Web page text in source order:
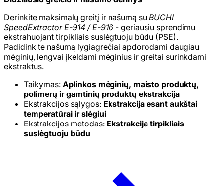
Derinkite maksimalų greitį ir našumą su BUCHI
SpeedExtractor E-914 / E-916 - geriausiu sprendimu
ekstrahuojant tirpikliais suslėgtuoju būdu (PSE).
Padidinkite našumą lygiagrečiai apdorodami daugiau
mėginių, lengvai įkeldami mėginius ir greitai surinkdami
ekstraktus.
Taikymas: Aplinkos mėginių, maisto produktų,
polimerų ir gamtinių produktų ekstrakcija
Ekstrakcijos sąlygos: Ekstrakcija esant aukštai
temperatūrai ir slėgiui
Ekstrakcijos metodas: Ekstrakcija tirpikliais
suslėgtuoju būdu